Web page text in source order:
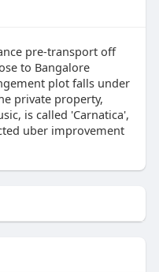
pre-transport off
to Bangalore
plot falls under
private property,
is called 'Carnatica',
uber improvement